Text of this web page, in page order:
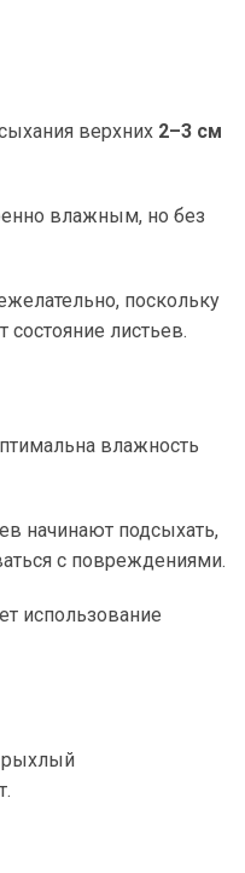
верхних 2–3 см
влажным, но без
поскольку
состояние листьев.
влажность
начинают подсыхать,
с повреждениями.
использование